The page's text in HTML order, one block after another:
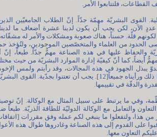
فلتتابعوا الأمر.
القوى البشريّة مهمّة جدّاً. إنّ الطلاب الجامعيّين
الآن، لكن يجب أن يكون لدينا عشرة أضعاف ما
قلّة. حسناً، هناك صعوبة ومشكلات والأمر له مشقّاته
الحدود من العلماء والمتخصّصين الموجودين، ولتُؤخذ
والحفاظ عليها في هذه الصناعة مهمٌّ جدّاً. طبعاً، إنّ
أيضاً، كما أنّ كيفيّة إدارة الموارد البشريّة من حيث
يبذل الجهود في هذه المجالات، وقد رأيتم ولمس
يتغلغلون في بعض الأماكن ويخرّبون، وقد فعلوا ذلك ورأيناه جميعاً[12]. يجب أن
والدقّة في تقييمها.
وفي ما يرتبط على سبيل المثال مع الوكالة. إنّ
والتعامل مع الوكالة الدوليّة للطاقة الذريّة.
من هذا، ولتفعلوا ما ينبغي لكم عمله وفق مقررات
على القدوم إلى هذه الصناعة وغادروها طوال هذه
التعاون معها.